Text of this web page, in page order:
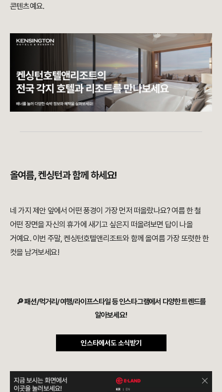
콘텐츠예요.
올여름, 켄싱턴과 함께 하세요!
네 가지 제안 앞에서 어떤 풍경이 가장 먼저 떠올랐나요? 여름 한 철
어떤 장면을 자신의 휴가에 새기고 싶은지 떠올려보면 답이 나올
거예요. 이번 주말, 켄싱턴호텔앤리조트와 함께 올여름 가장 또렷한 한
컷을 남겨보세요!
🔎 패션/먹거리/여행/라이프스타일 등 인스타그램에서 다양한 트렌드를
알아보세요!
인스타에서도 소식받기